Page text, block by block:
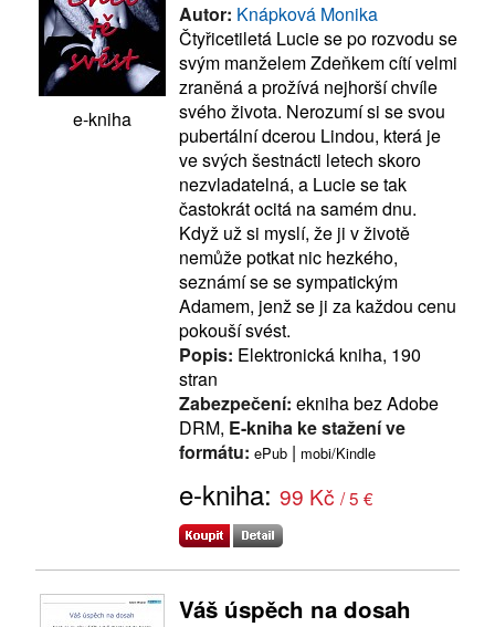
e-kniha
Autor: Knápková Monika
Čtyřicetiletá Lucie se po rozvodu se
svým manželem Zdeňkem cítí velmi
zraněná a prožívá nejhorší chvíle
svého života. Nerozumí si se svou
pubertální dcerou Lindou, která je
ve svých šestnácti letech skoro
nezvladatelná, a Lucie se tak
častokrát ocitá na samém dnu.
Když už si myslí, že ji v životě
nemůže potkat nic hezkého,
seznámí se se sympatickým
Adamem, jenž se ji za každou cenu
pokouší svést.
Popis: Elektronická kniha, 190
stran
Zabezpečení: ekniha bez Adobe
DRM, E-kniha ke stažení ve
formátu: ePub | mobi/Kindle
e-kniha: 99 Kč / 5 €
Váš úspěch na dosah